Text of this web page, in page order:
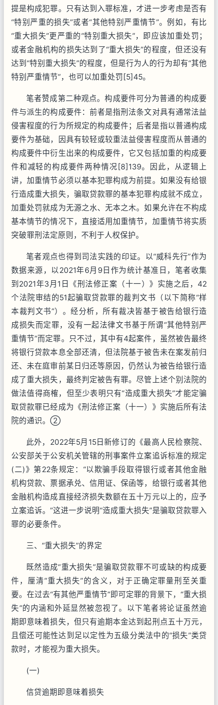
提是构成犯罪。只有达到入罪标准，才进一步考虑是否有
“特别严重的损失”或者“其他特别严重情节”。例如，有比
“重大损失”更严重的“特别重大损失”，即应该加重处罚；
或者金融机构的损失达到了“重大损失”的程度，但还没有
达到“特别重大损失”的程度，但是行为人的行为却有“其他
特别严重情节”，也可以加重处罚[5]45。
笔者赞成第二种观点。构成要件可分为普通的构成要
件与派生的构成要件：前者是指刑法条文对具有通常法益
侵害程度的行为所规定的构成要件；后者是指以普通构成
要件为基础，因具有较轻或较重法益侵害程度而从普通的
构成要件中衍生出来的构成要件，它又包括加重的构成要
件和减轻的构成要件两种情况[8]139。因此，从逻辑上
讲，加重情节必须以基本犯罪构成为前提。如果没有给银
行造成重大损失，骗取贷款罪的基本犯罪构成就不成立，
加重处罚就成为无源之水、无本之木。如果允许在不构成
基本情节的情况下，直接适用加重情节，加重情节将实质
突破罪刑法定原则，不利于人权保护。
笔者观点也得到司法实践的印证。以“威科先行”作为
数据来源，以2021年6月9日作为统计基准日，笔者收集
到2021年3月1日《刑法修正案（十一）》实施之后，42
个法院审结的51起骗取贷款罪的裁判文书（以下简称“样
本裁判文书”）。经分析，所有裁决皆基于被告给银行造
成损失而定罪，没有一起法律文书基于所谓“其他特别严
重情节”而定罪。只不过，其中有4起案件，虽然被告最终
将银行贷款本息全部还清，但法院基于被告未在案发前归
还、未在庭审前某日归还等原因，仍然认为被告给银行造
成了重大损失，最终判定被告有罪。尽管上述个别法院的
做法值得商榷，但至少表明只有“造成重大损失”才能定骗
取贷款罪已经成为《刑法修正案（十一）》实施后所有法
院的通识。②
此外，2022年5月15日新修订的《最高人民检察院、
公安部关于公安机关管辖的刑事案件立案追诉标准的规定
(二)》第22条规定：“以欺骗手段取得银行或者其他金融
机构贷款、票据承兑、信用证、保函等，给银行或者其他
金融机构造成直接经济损失数额在五十万元以上的，应予
立案追诉。”这进一步说明“造成重大损失”是骗取贷款罪入
罪的必要条件。
三、“重大损失”的界定
既然造成“重大损失”是骗取贷款罪不可或缺的构成要
件，厘清“重大损失”的含义，对于正确定罪量刑至关重
要。在过去“有其他严重情节”即可定罪的背景下，“重大损
失”的内涵和外延显然被忽视了。以下笔者将论证虽然逾
期即意味着损失，但只有逾期本金达到起刑点五十万元，
且偿还可能性达到足以定性为五级分类法中的“损失”类贷
款时，才能视为重大损失。
(一)
信贷逾期即意味着损失